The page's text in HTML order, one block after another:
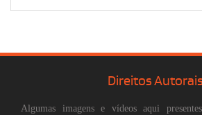
Direitos Autorais
Algumas imagens e vídeos aqui